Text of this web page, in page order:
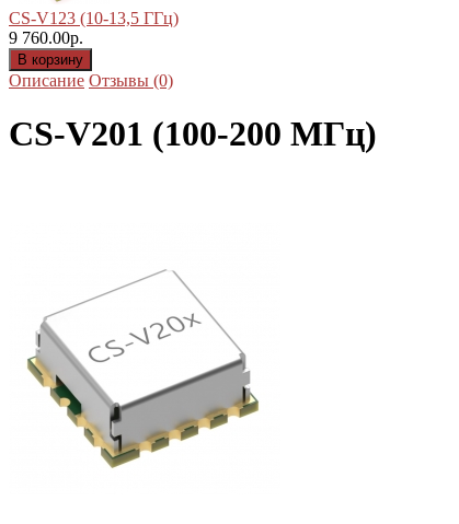
CS-V123 (10-13,5 ГГц)
9 760.00р.
Описание Отзывы (0)
CS-V201 (100-200 МГц)